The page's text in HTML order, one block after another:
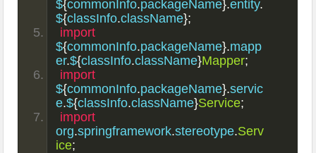
${commonInfo.packageName}.entity.
${classInfo.className};
import
${commonInfo.packageName}.mapp
er.${classInfo.className}Mapper;
import
${commonInfo.packageName}.servic
e.${classInfo.className}Service;
import
org.springframework.stereotype.Serv
ice;